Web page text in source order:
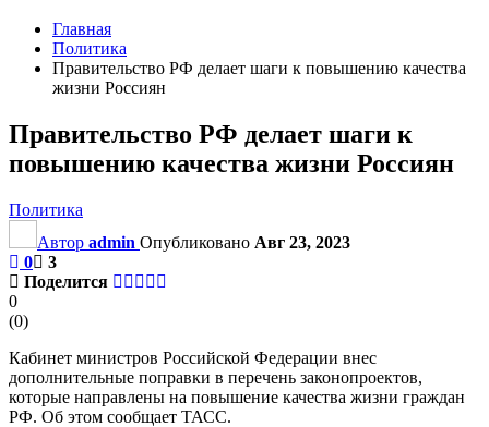
Главная
Политика
Правительство РФ делает шаги к повышению качества
жизни Россиян
Правительство РФ делает шаги к
повышению качества жизни Россиян
Политика
Автор admin Опубликовано Авг 23, 2023
0
3
Поделится
0
(0)
Кабинет министров Российской Федерации внес
дополнительные поправки в перечень законопроектов,
которые направлены на повышение качества жизни граждан
РФ. Об этом сообщает ТАСС.